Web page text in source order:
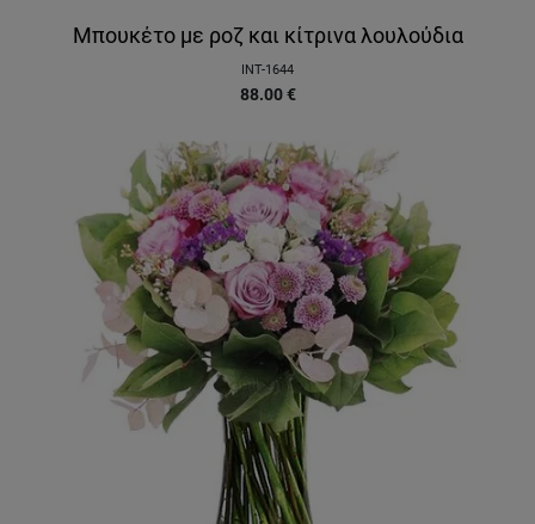
Μπουκέτο με ροζ και κίτρινα λουλούδια
INT-1644
88.00 €